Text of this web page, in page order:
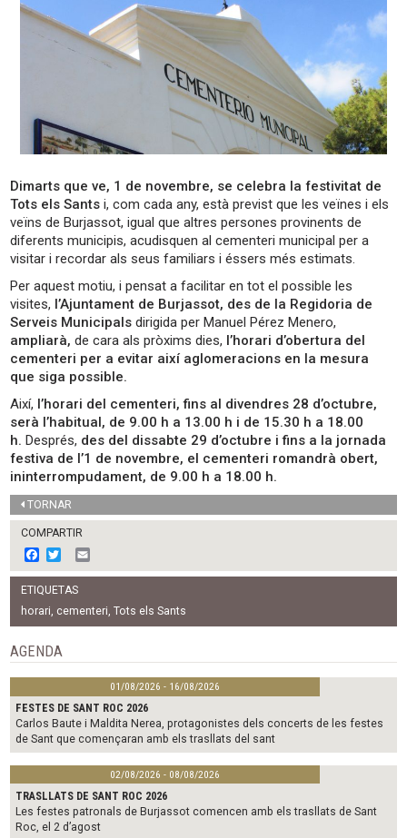
Dimarts que ve, 1 de novembre, se celebra la festivitat de
Tots els Sants i, com cada any, està previst que les veïnes i els
veïns de Burjassot, igual que altres persones provinents de
diferents municipis, acudisquen al cementeri municipal per a
visitar i recordar als seus familiars i éssers més estimats.
Per aquest motiu, i pensat a facilitar en tot el possible les
visites, l’Ajuntament de Burjassot, des de la Regidoria de
Serveis Municipals dirigida per Manuel Pérez Menero,
ampliarà, de cara als pròxims dies, l’horari d’obertura del
cementeri per a evitar així aglomeracions en la mesura
que siga possible.
Així, l’horari del cementeri, fins al divendres 28 d’octubre,
serà l’habitual, de 9.00 h a 13.00 h i de 15.30 h a 18.00
h. Després, des del dissabte 29 d’octubre i fins a la jornada
festiva de l’1 de novembre, el cementeri romandrà obert,
ininterrompudament, de 9.00 h a 18.00 h.
TORNAR
COMPARTIR
F
a
c
e
b
o
o
k
w
i
t
t
e
m
l
ETIQUETAS
horari, cementeri,Tots els Sants
AGENDA
01/08/2026 - 16/08/2026
FESTES DE SANT ROC 2026
Carlos Baute i Maldita Nerea, protagonistes dels concerts de les festes
de Sant que començaran amb els trasllats del sant
02/08/2026 - 08/08/2026
TRASLLATS DE SANT ROC 2026
Les festes patronals de Burjassot comencen amb els trasllats de Sant
Roc, el 2 d’agost